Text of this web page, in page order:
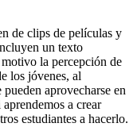
de clips de películas y
un texto
la percepción de
los jóvenes, al
aprovecharse en
a crear
estudiantes a hacerlo.